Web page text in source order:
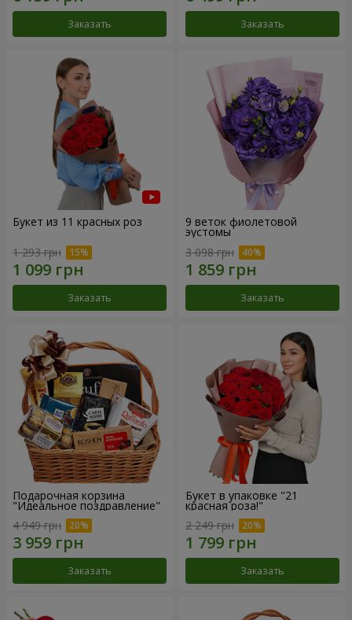
Заказать Заказать
Букет из 11 красных роз
1 293 грн
Заказать
9 веток фиолетовой
эустомы
3 098 грн
Заказать
Подарочная корзина
"Идеальное поздравление"
4 949 грн
Заказать
Букет в упаковке "21
красная роза!"
2 249 грн
Заказать